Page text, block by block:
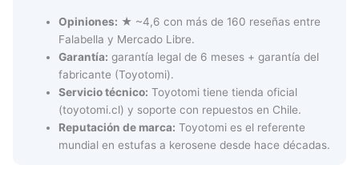
Opiniones: ★ ~4,6 con más de 160 reseñas entre
Falabella y Mercado Libre.
Garantía: garantía legal de 6 meses + garantía del
fabricante (Toyotomi).
Servicio técnico: Toyotomi tiene tienda oficial
(toyotomi.cl) y soporte con repuestos en Chile.
Reputación de marca: Toyotomi es el referente
mundial en estufas a kerosene desde hace décadas.